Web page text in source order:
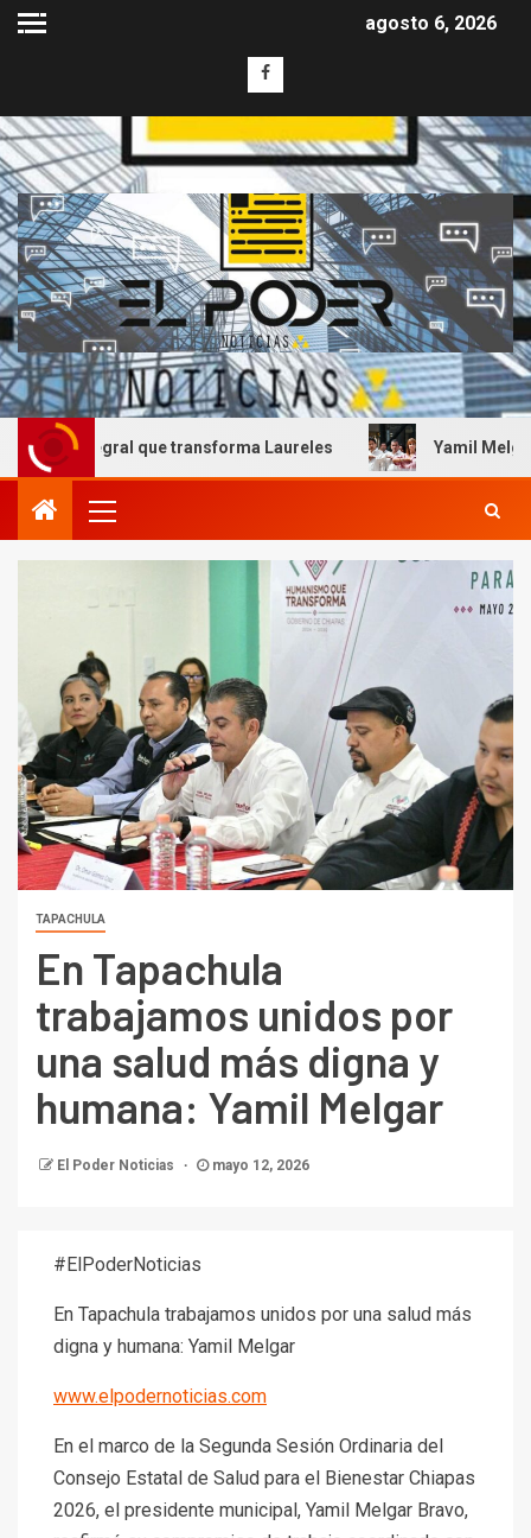
agosto 6, 2026
que transforma Laureles Yamil Melgar honra
TAPACHULA
En Tapachula
trabajamos unidos por
una salud más digna y
humana: Yamil Melgar
El Poder Noticias mayo 12, 2026
#ElPoderNoticias
En Tapachula trabajamos unidos por una salud más
digna y humana: Yamil Melgar
www.elpodernoticias.com
En el marco de la Segunda Sesión Ordinaria del
Consejo Estatal de Salud para el Bienestar Chiapas
2026, el presidente municipal, Yamil Melgar Bravo,